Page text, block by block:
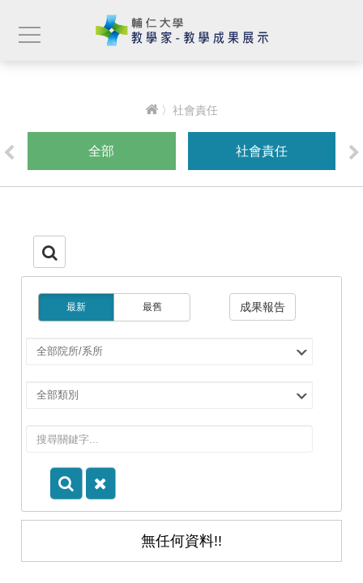
〉社會責任
全部 社會責任
最新 最舊 成果報告
選
所/
所
選
別
無任何資料!!